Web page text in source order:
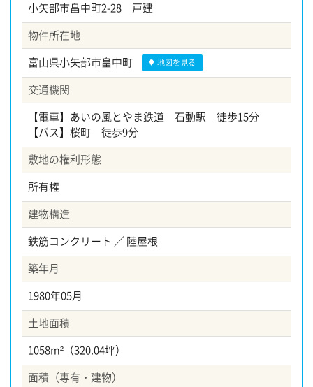
小矢部市畠中町2-28 戸建
物件所在地
富山県小矢部市畠中町
地図を見る
交通機関
【電車】あいの風とやま鉄道 石動駅 徒歩15分
【バス】桜町 徒歩9分
敷地の権利形態
所有権
建物構造
鉄筋コンクリート ／ 陸屋根
築年月
1980年05月
土地面積
1058m²（320.04坪）
面積（専有・建物）